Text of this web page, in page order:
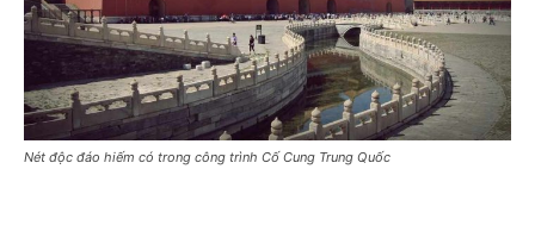
Nét độc đáo hiếm có trong công trình Cố Cung Trung Quốc